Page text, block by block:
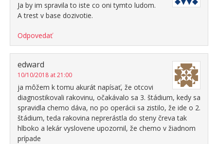
Ja by im spravila to iste co oni tymto ludom.
A trest v base dozivotie.
Odpovedať
edward
10/10/2018 at 21:00
ja môžem k tomu akurát napísať, že otcovi
diagnostikovali rakovinu, očakávalo sa 3. štádium, kedy sa
spravidla chemo dáva, no po operácii sa zistilo, že ide o 2.
štádium, teda rakovina neprerástla do steny čreva tak
hlboko a lekár vyslovene upozornil, že chemo v žiadnom
prípade